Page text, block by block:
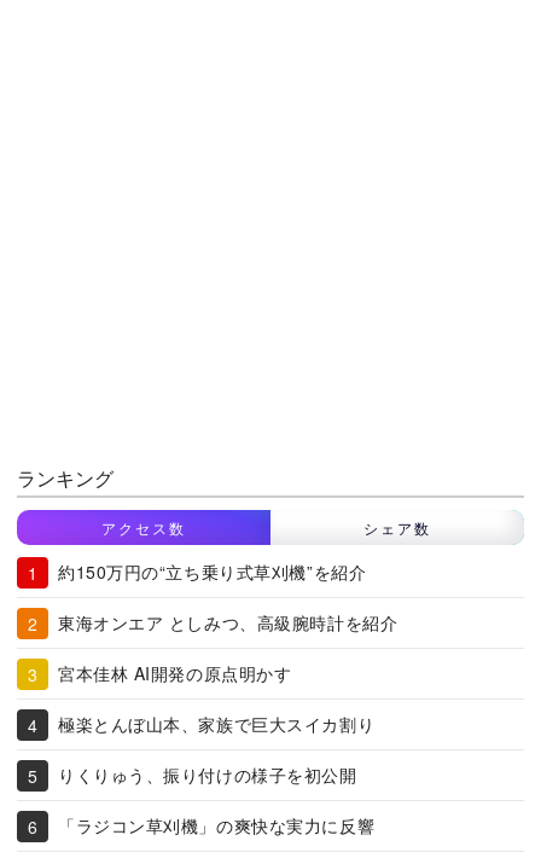
ランキング
アクセス数 シェア数
約150万円の“立ち乗り式草刈機”を紹介
東海オンエア としみつ、高級腕時計を紹介
宮本佳林 AI開発の原点明かす
極楽とんぼ山本、家族で巨大スイカ割り
りくりゅう、振り付けの様子を初公開
「ラジコン草刈機」の爽快な実力に反響